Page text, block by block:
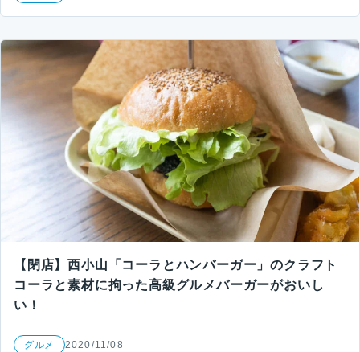
【閉店】西小山「コーラとハンバーガー」のクラフト
コーラと素材に拘った高級グルメバーガーがおいし
い！
グルメ 2020/11/08